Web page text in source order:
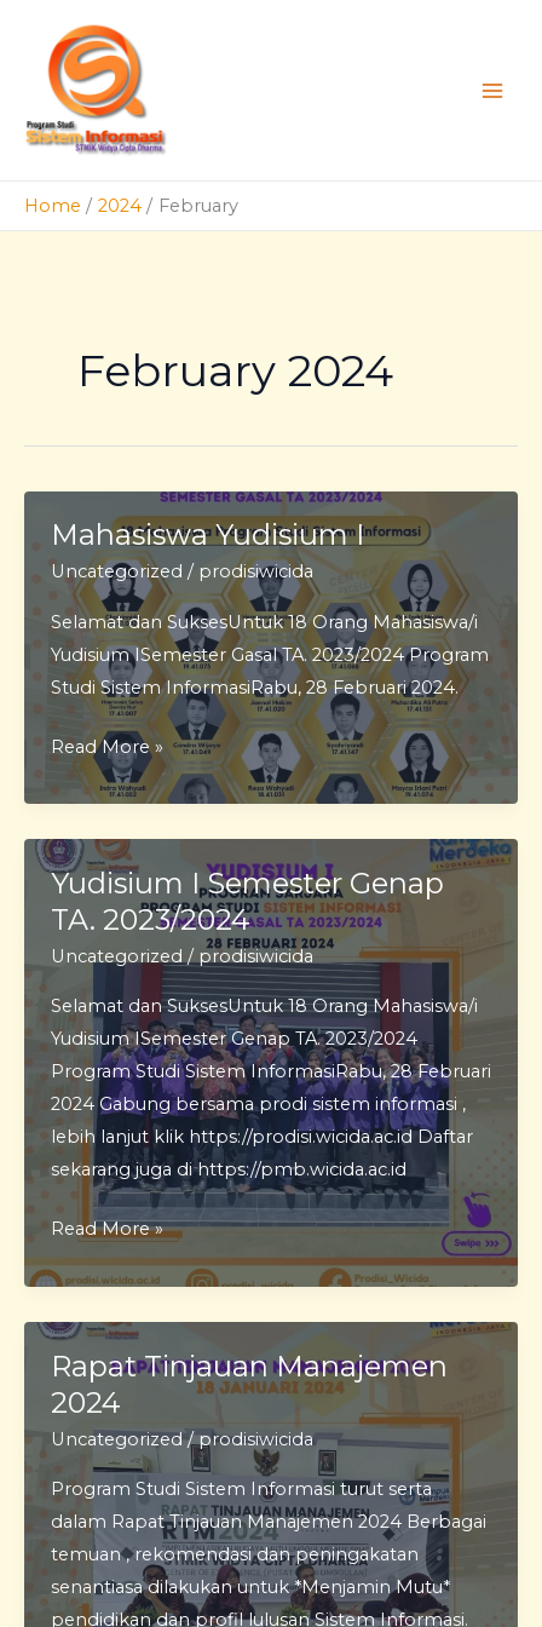
content
Home 2024 February
February 2024
Mahasiswa Yudisium I
Uncategorized / prodisiwicida
Selamat dan SuksesUntuk 18 Orang Mahasiswa/i
Yudisium ISemester Gasal TA. 2023/2024 Program
Studi Sistem InformasiRabu, 28 Februari 2024.
Mahasiswa
Yudisium
I
Read More »
Yudisium I Semester Genap
TA. 2023/2024
Uncategorized / prodisiwicida
Selamat dan SuksesUntuk 18 Orang Mahasiswa/i
Yudisium ISemester Genap TA. 2023/2024
Program Studi Sistem InformasiRabu, 28 Februari
2024 Gabung bersama prodi sistem informasi ,
lebih lanjut klik https://prodisi.wicida.ac.id Daftar
sekarang juga di https://pmb.wicida.ac.id
Yudisium
I
Semester
Genap
TA.
2023/2024
Read More »
Rapat Tinjauan Manajemen
2024
Uncategorized/prodisiwicida
Program Studi Sistem Informasi turut serta
dalam Rapat Tinjauan Manajemen 2024 Berbagai
temuan , rekomendasi dan peningakatan
senantiasa dilakukan untuk *Menjamin Mutu*
pendidikan dan profil lulusan Sistem Informasi.